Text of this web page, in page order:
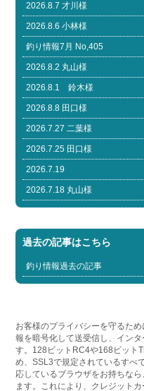
2026.8.7 才川様
2026.8.6 小林様
釣り情報7月 No,405
2026.8.2 丸山様
2026.8.1 鈴木様
2026.8.8 田口様
2026.7.27 二葉様
2026.7.25 田口様
2026.7.19
2026.7.18 丸山様
過去の記事はこちら
釣り情報過去の記事
お客様のプライバシーを守るた
報を暗号化して送受信し、イン
す。128ビットRC4や168ビット
め、SSL3で規定されているすべ
応しているブラウザをお持ちな
ます。これにより、クレジット